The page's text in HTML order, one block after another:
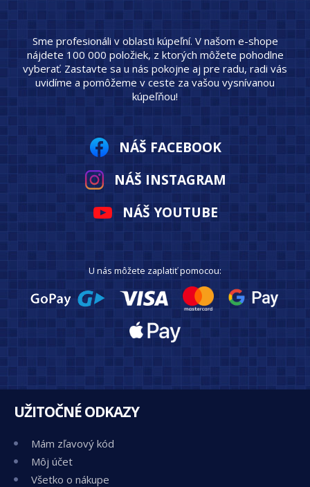
Sme profesionáli v oblasti kúpeľní. V našom e-shope
nájdete 100 000 položiek, z ktorých môžete pohodlne
vyberať. Zastavte sa u nás pokojne aj pre radu, radi vás
uvidíme a pomôžeme v ceste za vašou vysnívanou
kúpeľňou!
NÁŠ FACEBOOK
NÁŠ INSTAGRAM
NÁŠ YOUTUBE
U nás môžete zaplatiť pomocou:
UŽITOČNÉ ODKAZY
Mám zľavový kód
Môj účet
Všetko o nákupe